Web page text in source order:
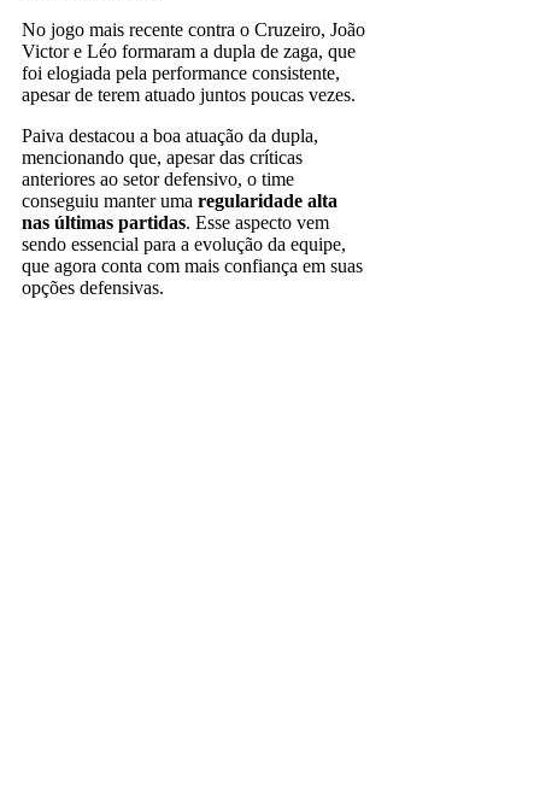
No jogo mais recente contra o Cruzeiro, João
Victor e Léo formaram a dupla de zaga, que
foi elogiada pela performance consistente,
apesar de terem atuado juntos poucas vezes.
Paiva destacou a boa atuação da dupla,
mencionando que, apesar das críticas
anteriores ao setor defensivo, o time
conseguiu manter uma regularidade alta
nas últimas partidas. Esse aspecto vem
sendo essencial para a evolução da equipe,
que agora conta com mais confiança em suas
opções defensivas.